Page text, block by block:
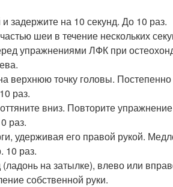
на 10 секунд. До 10 раз.
шеи в течение нескольких
упражнениями ЛФК при
верхнюю точку головы. Постепенно
раз.
вниз. Повторите
раз.
удерживая его правой рукой.
10 раз.
на затылке), влево или
собственной руки.